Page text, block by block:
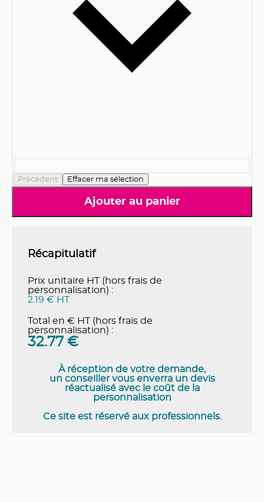
Précédent Effacer ma sélection
Ajouter au panier
Récapitulatif
Prix unitaire HT (hors frais de
personnalisation) :
2.19 € HT
Total en € HT (hors frais de
personnalisation) :
32.77 €
À réception de votre demande,
un conseiller vous enverra un devis
réactualisé avec le coût de la
personnalisation
Ce site est réservé aux professionnels.